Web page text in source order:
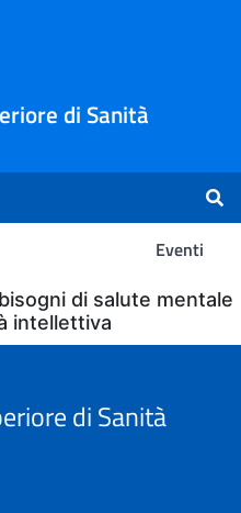
di Sanità
Eventi
di salute mentale
intellettiva
di Sanità